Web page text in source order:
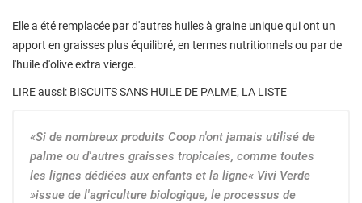
Elle a été remplacée par d'autres huiles à graine unique qui ont un
apport en graisses plus équilibré, en termes nutritionnels ou par de
l'huile d'olive extra vierge.
LIRE aussi: BISCUITS SANS HUILE DE PALME, LA LISTE
«Si de nombreux produits Coop n'ont jamais utilisé de
palme ou d'autres graisses tropicales, comme toutes
les lignes dédiées aux enfants et la ligne« Vivi Verde
»issue de l'agriculture biologique, le processus de